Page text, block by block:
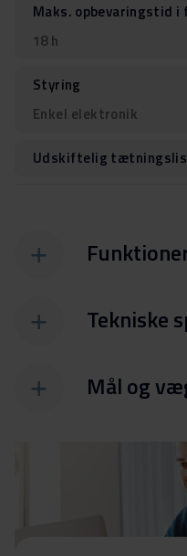
Maks. opbevaringstid
18 h
Styring
Enkel elektronik
Udskiftelig
Tekniske
Mål og